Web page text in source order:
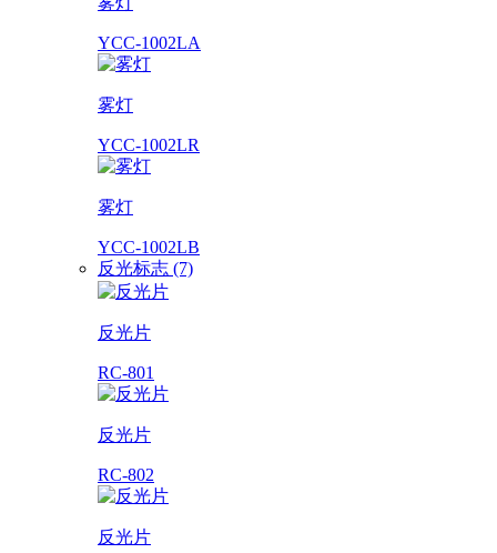
YCC-1002LA
雾灯
YCC-1002LR
雾灯
YCC-1002LB
反光标志 (7)
反光片
RC-801
反光片
RC-802
反光片